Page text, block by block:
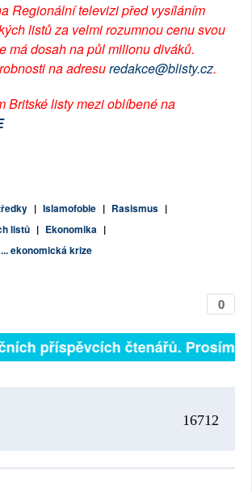
Regionální televizi před vysíláním
listů za velmi rozumnou cenu svou
má dosah na půl milionu diváků.
na adresuredakce@blisty.cz.
Britské listy mezi oblíbené na
| Islamofobie | Rasismus |
listů | Ekonomika |
ekonomická krize
0
příspěvcích čtenářů. Prosíme,
16712